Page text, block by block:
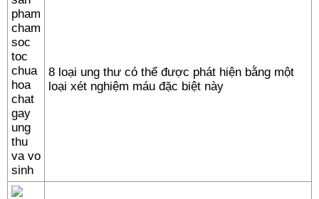
8 loại ung thư có thể được phát hiện bằng một
loại xét nghiệm máu đặc biệt này